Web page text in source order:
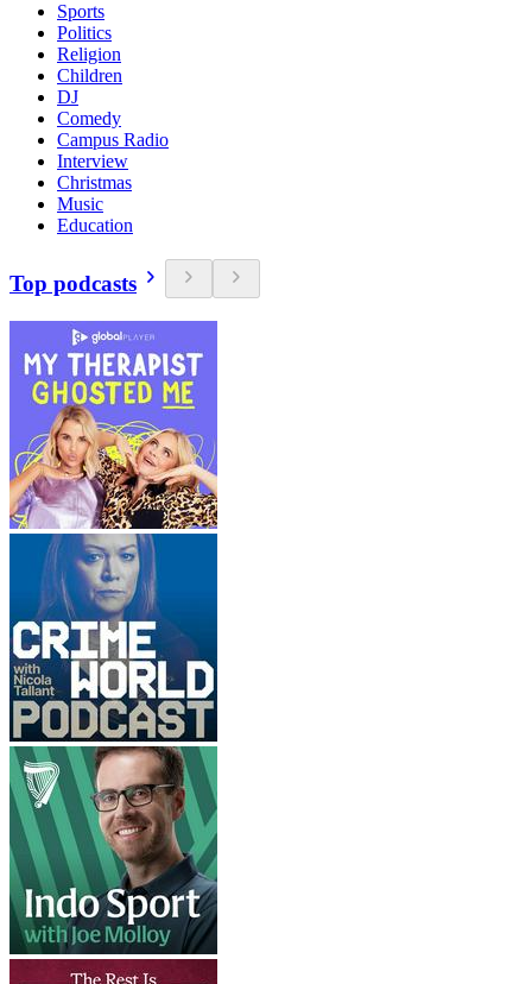
Sports
Politics
Religion
Children
DJ
Comedy
Campus Radio
Interview
Christmas
Music
Education
Top podcasts